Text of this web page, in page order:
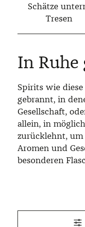
Schätze
Tresen
In Ruhe
Spirits wie
gebrannt, in
Gesellschaft,
allein, in
zurücklehnt, um
Aromen und
besonderen